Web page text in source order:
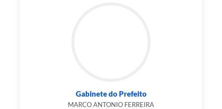
Gabinete do Prefeito
MARCO ANTONIO FERREIRA